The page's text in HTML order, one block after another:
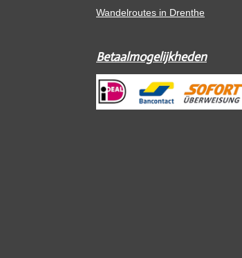
Wandelroutes in Drenthe
Betaalmogelijkheden